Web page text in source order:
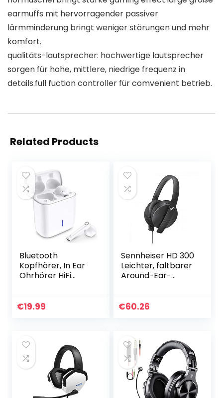
earmuffs mit hervorragender passiver
lärmminderung bringt weniger störungen und mehr
komfort.
qualitäts-lautsprecher: hochwertige lautsprecher
sorgen für hohe, mittlere, niedrige frequenz in
details.full fuction controller für comvenient betrieb.
Related Products
Bluetooth
Kopfhörer, In Ear
Ohrhörer HiFi
Physische Noise
€19.99
Sennheiser HD 300
Leichter, faltbarer
Around-Ear-
€60.26